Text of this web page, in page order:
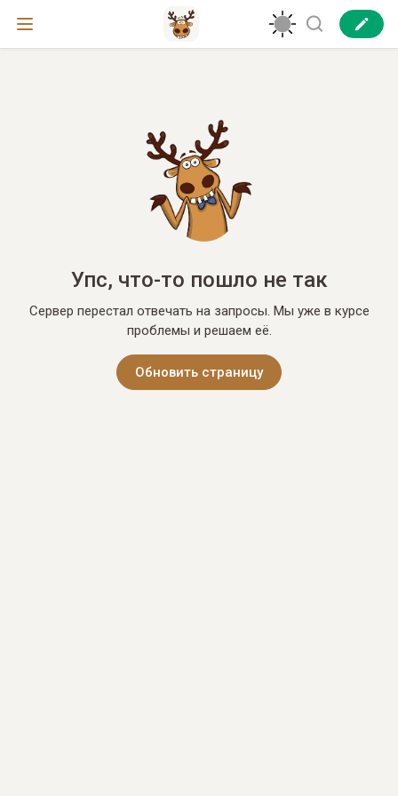
Упс, что-то пошло не так
Сервер перестал отвечать на запросы. Мы уже в курсе
проблемы и решаем её.
Обновить страницу